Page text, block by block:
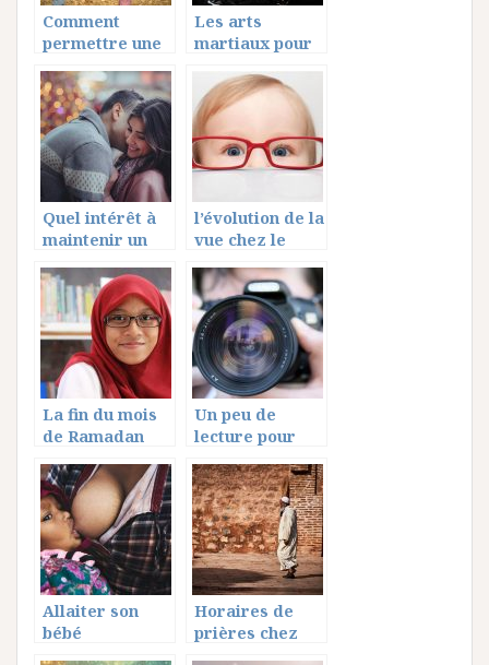
Comment
permettre une
réussie de vos
enfants ?
Les arts
martiaux pour
Quel intérêt à
maintenir un
équilibre pour
la santé du
couple
l’évolution de la
vue chez le
La fin du mois
de Ramadan
Un peu de
lecture pour
cadrer une
image
Allaiter son
bébé
Horaires de
prières chez